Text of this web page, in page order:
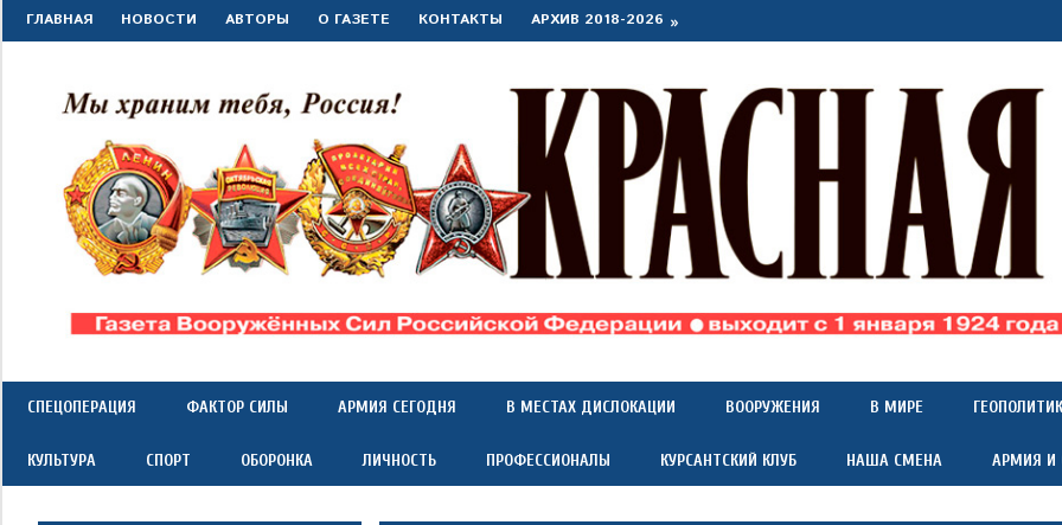
Перейти
к
ГЛАВНАЯ НОВОСТИ АВТОРЫ О ГАЗЕТЕ КОНТАКТЫ АРХИВ 2018-2026
"Красная
звезда"
Вооружённых
Сил
Федерации
*
СПЕЦОПЕРАЦИЯ ФАКТОР СИЛЫ АРМИЯ СЕГОДНЯ В МЕСТАХ ДИСЛОКАЦИИ ВООРУЖЕНИЯ В МИРЕ
КУЛЬТУРА СПОРТ ОБОРОНКА ЛИЧНОСТЬ ПРОФЕССИОНАЛЫ КУРСАНТСКИЙ КЛУБ НАША СМЕНА АРМИЯ И